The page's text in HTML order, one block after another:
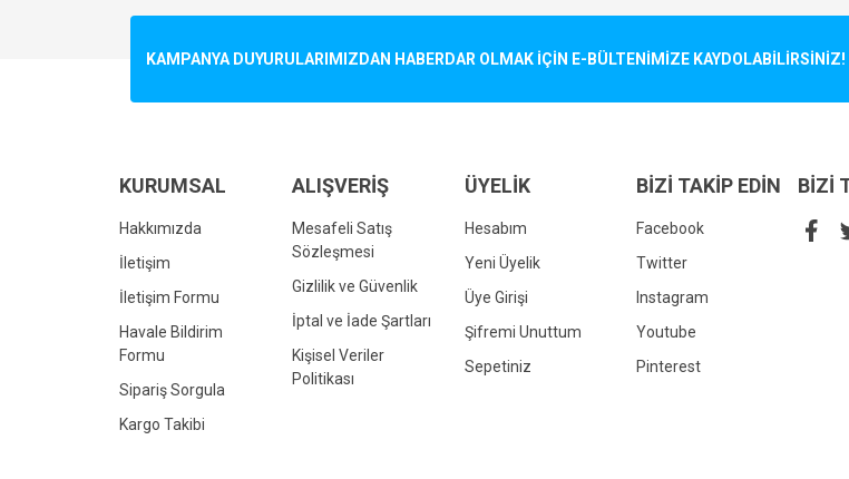
Ürün resmi kalitesiz, bozuk veya görüntülenemiyor.
Bu ürüne benzer farklı alternatifler olmalı.
KAMPANYA DUYURULARIMIZDAN HABERDAR OLMAK İÇİN E-BÜLTENİMİZE KAYDOLABİLİRSİNİZ!
KURUMSAL
Hakkımızda
İletişim
İletişim Formu
Havale Bildirim
Formu
Sipariş Sorgula
Kargo Takibi
ALIŞVERİŞ
Mesafeli Satış
Sözleşmesi
Gizlilik ve Güvenlik
İptal ve İade Şartları
Kişisel Veriler
Politikası
ÜYELİK
Hesabım
Yeni Üyelik
Üye Girişi
Şifremi Unuttum
Sepetiniz
BİZİ TAKİP EDİN
Facebook
Twitter
Instagram
Youtube
Pinterest
BİZİ